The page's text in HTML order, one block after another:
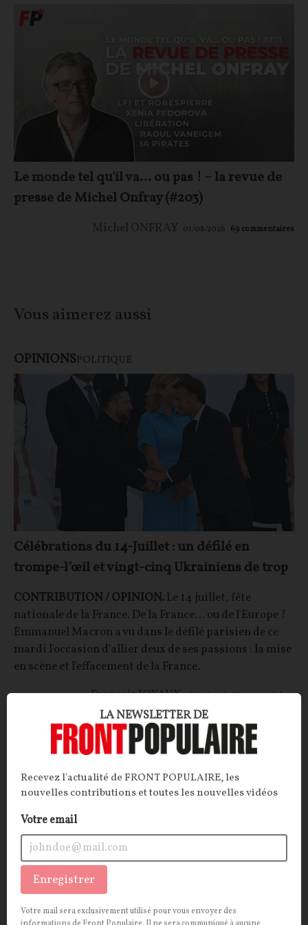
Le monde tel qu'il va… ou pas ! – la revue de
presse de Michel Onfray (#203)
Michel ONFRAY 01/08/2026 69 commentaires
Vous aimerez aussi
OPINIONSPOLITIQUE
Célébrations du 14-Juillet : un défilé en
trompe-l’œil et vingt-cinq Ukrainiens de trop
CONTRIBUTION / OPINION.Le 14 juillet, fête
nationale de la France. De la France… ou de l'Europe ?
Emmanuel Macron a vu dans le défilé parisien de ce
mardi l'occasion d'allier deux de ses passions : la mise
en scène et l'effacement de la France.
François JOYAUX 16/07/2026 55commentaires
POLITIQUE INSTITUTIONS
LA NEWSLETTER DE
Recevez l'actualité de FRONT POPULAIRE, les
nouvelles contributions et toutes les nouvelles vidéos
Votre email
Enregistrer
Votre mail sera exclusivement utilisé pour vous envoyer des